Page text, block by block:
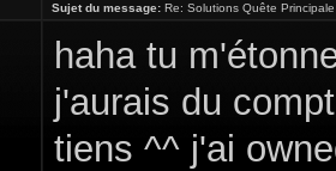
Sujet du message: Re: Solutions Quête
haha tu
j'aurais du
tiens ^^ j'ai